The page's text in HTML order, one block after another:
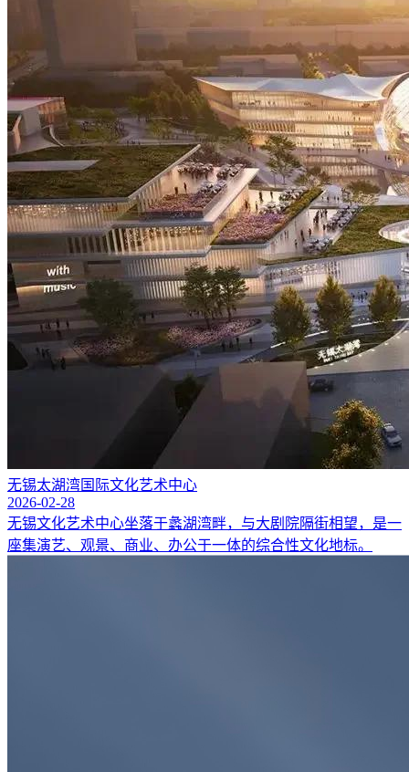
无锡太湖湾国际文化艺术中心
2026-02-28
无锡文化艺术中心坐落于蠡湖湾畔，与大剧院隔街相望，是一
座集演艺、观景、商业、办公于一体的综合性文化地标。